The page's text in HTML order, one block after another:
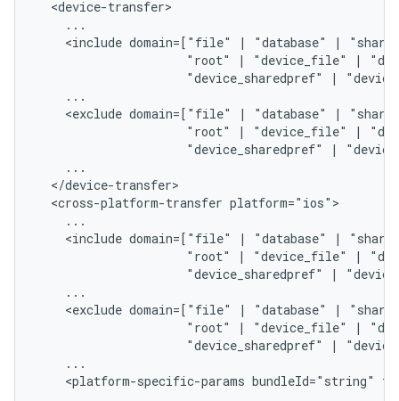
<include domain=["file" | "database" |
"root"
| "device_file" |
"device_sharedpref"
|
<exclude domain=["file" | "database" |
"root"
| "device_file" |
"device_sharedpref"
|
<cross-platform-transfer
<include domain=["file" | "database" |
"root"
| "device_file" |
"device_sharedpref"
|
<exclude domain=["file" | "database" |
"root"
| "device_file" |
"device_sharedpref"
|
<platform-specific-params bundleId="string"